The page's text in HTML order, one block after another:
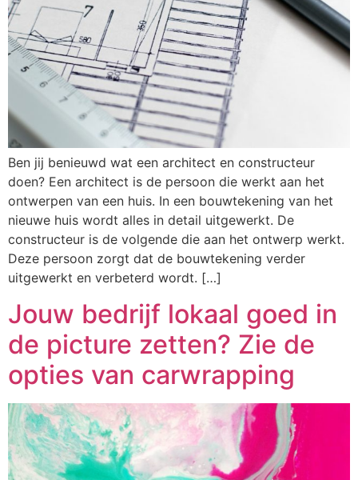
Ben jij benieuwd wat een architect en constructeur
doen? Een architect is de persoon die werkt aan het
ontwerpen van een huis. In een bouwtekening van het
nieuwe huis wordt alles in detail uitgewerkt. De
constructeur is de volgende die aan het ontwerp werkt.
Deze persoon zorgt dat de bouwtekening verder
uitgewerkt en verbeterd wordt. […]
Jouw bedrijf lokaal goed in
de picture zetten? Zie de
opties van carwrapping